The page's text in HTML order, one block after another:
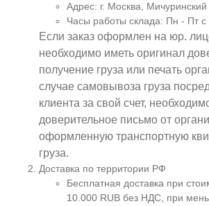
Адрес: г. Москва, Мичуринский
Часы работы склада: Пн - Пт с
Если заказ оформлен на юр.
необходимо иметь оригинал
получение груза или печать
случае самовывоза груза
клиента за свой счет,
доверительное письмо от
оформленную транспортную
груза.
Доставка по территории РФ
Бесплатная доставка при
10.000 RUB без НДС, при